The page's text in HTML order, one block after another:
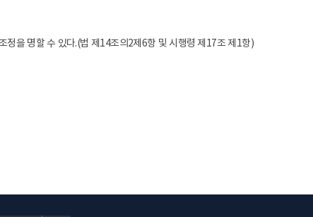
정을 명할 수 있다.(법 제14조의2제6항 및 시행령 제17조 제1항)